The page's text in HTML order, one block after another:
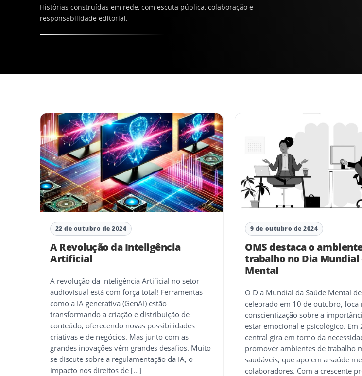
Histórias construídas em rede, com escuta pública, colaboração e
responsabilidade editorial.
22 de outubro de 2024
A Revolução da Inteligência
Artificial
A revolução da Inteligência Artificial no setor
audiovisual está com força total! Ferramentas
como a IA generativa (GenAI) estão
transformando a criação e distribuição de
conteúdo, oferecendo novas possibilidades
criativas e de negócios. Mas junto com as
grandes inovações vêm grandes desafios. Muito
se discute sobre a regulamentação da IA, o
impacto nos direitos de […]
9 de outubro de 2024
OMS destaca o
trabalho no Dia Mundial
Mental
O Dia Mundial da Saúde Mental
celebrado em 10 de outubro, foca
conscientização sobre a
estar emocional e psicológico. Em
central gira em torno da
promover ambientes de trabalho
saudáveis, que apoiem a saúde
colaboradores. Com a crescente